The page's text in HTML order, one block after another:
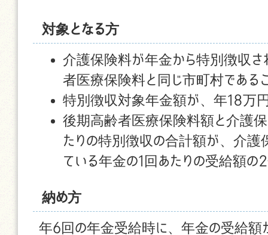
対象となる方
介護保険料が年金から特別徴収
者医療保険料と同じ市町村である
特別徴収対象年金額が、年18万
後期高齢者医療保険料額と介護
たりの特別徴収の合計額が、介護
ている年金の1回あたりの受給額の
納め方
年6回の年金受給時に、年金の受給額